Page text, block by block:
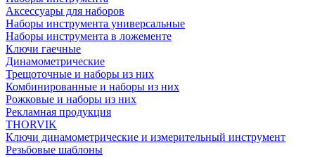
Аксессуары для наборов
Наборы инструмента универсальные
Наборы инструмента в ложементе
Ключи гаечные
Динамометрические
Трещоточные и наборы из них
Комбинированные и наборы из них
Рожковые и наборы из них
Рекламная продукция
THORVIK
Ключи динамометрические и измерительный инструмент
Резьбовые шаблоны